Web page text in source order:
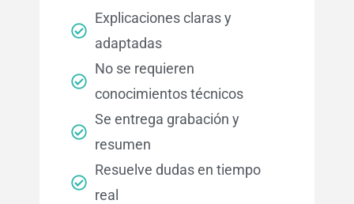
Explicaciones claras y
adaptadas
No se requieren
conocimientos técnicos
Se entrega grabación y
resumen
Resuelve dudas en tiempo
real